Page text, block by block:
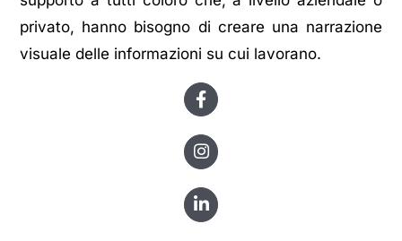
supporto a tutti coloro che, a livello aziendale o
privato, hanno bisogno di creare una narrazione